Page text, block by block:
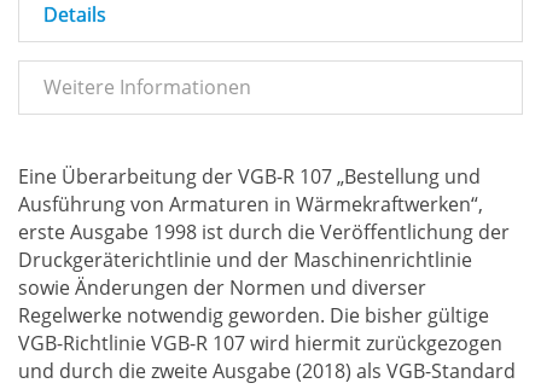
Details
Weitere Informationen
Eine Überarbeitung der VGB-R 107 „Bestellung und
Ausführung von Armaturen in Wärmekraftwerken“,
erste Ausgabe 1998 ist durch die Veröffentlichung der
Druckgeräterichtlinie und der Maschinenrichtlinie
sowie Änderungen der Normen und diverser
Regelwerke notwendig geworden. Die bisher gültige
VGB-Richtlinie VGB-R 107 wird hiermit zurückgezogen
und durch die zweite Ausgabe (2018) als VGB-Standard